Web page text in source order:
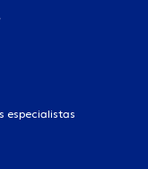
especialistas